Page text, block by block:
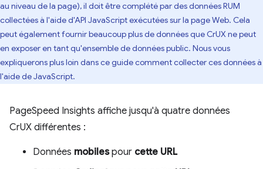
au niveau de la page), il doit être complété par des données RUM
collectées à l'aide d'API JavaScript exécutées sur la page Web. Cela
peut également fournir beaucoup plus de données que CrUX ne peut
en exposer en tant qu'ensemble de données public. Nous vous
expliquerons plus loin dans ce guide comment collecter ces données à
l'aide de JavaScript.
PageSpeed Insights affiche jusqu'à quatre données
CrUX différentes :
Données mobilespour cette URL